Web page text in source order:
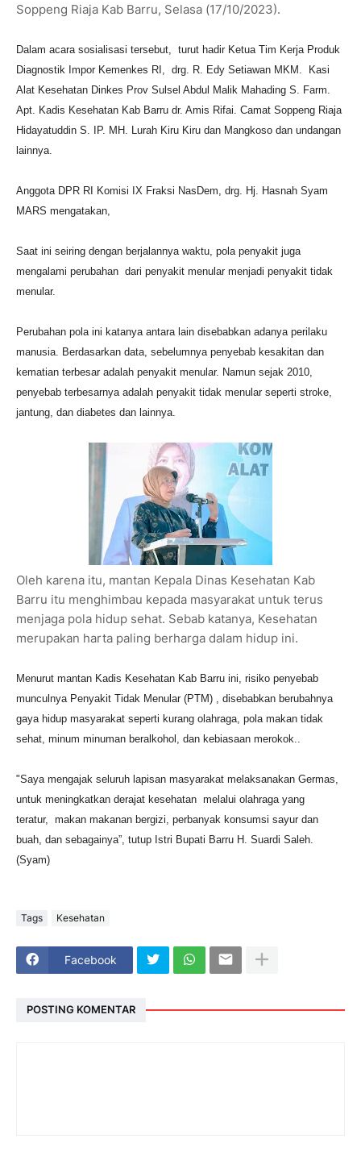
Soppeng Riaja Kab Barru, Selasa (17/10/2023).
Dalam acara sosialisasi tersebut, turut hadir Ketua Tim Kerja Produk
Diagnostik Impor Kemenkes RI, drg. R. Edy Setiawan MKM. Kasi
Alat Kesehatan Dinkes Prov Sulsel Abdul Malik Mahading S. Farm.
Apt. Kadis Kesehatan Kab Barru dr. Amis Rifai. Camat Soppeng Riaja
Hidayatuddin S. IP. MH. Lurah Kiru Kiru dan Mangkoso dan undangan
lainnya.
Anggota DPR RI Komisi IX Fraksi NasDem, drg. Hj. Hasnah Syam
MARS mengatakan,
Saat ini seiring dengan berjalannya waktu, pola penyakit juga
mengalami perubahan dari penyakit menular menjadi penyakit tidak
menular.
Perubahan pola ini katanya antara lain disebabkan adanya perilaku
manusia. Berdasarkan data, sebelumnya penyebab kesakitan dan
kematian terbesar adalah penyakit menular. Namun sejak 2010,
penyebab terbesarnya adalah penyakit tidak menular seperti stroke,
jantung, dan diabetes dan lainnya.
Oleh karena itu, mantan Kepala Dinas Kesehatan Kab
Barru itu menghimbau kepada masyarakat untuk terus
menjaga pola hidup sehat. Sebab katanya, Kesehatan
merupakan harta paling berharga dalam hidup ini.
Menurut mantan Kadis Kesehatan Kab Barru ini, risiko penyebab
munculnya Penyakit Tidak Menular (PTM) , disebabkan berubahnya
gaya hidup masyarakat seperti kurang olahraga, pola makan tidak
sehat, minum minuman beralkohol, dan kebiasaan merokok..
"Saya mengajak seluruh lapisan masyarakat melaksanakan Germas,
untuk meningkatkan derajat kesehatan melalui olahraga yang
teratur, makan makanan bergizi, perbanyak konsumsi sayur dan
buah, dan sebagainya”, tutup Istri Bupati Barru H. Suardi Saleh.
(Syam)
Tags Kesehatan
Facebook
POSTING KOMENTAR